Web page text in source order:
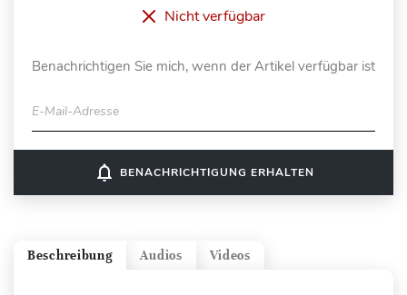
Nicht verfügbar
Benachrichtigen Sie mich, wenn der Artikel verfügbar ist
E-Mail-Adresse
notifications_none BENACHRICHTIGUNG ERHALTEN
Videos
Audios
Beschreibung